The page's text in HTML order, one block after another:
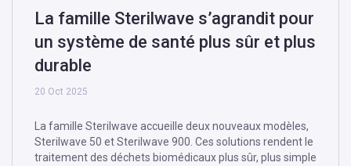
La famille Sterilwave s’agrandit pour
un système de santé plus sûr et plus
durable
20 Oct 2025
La famille Sterilwave accueille deux nouveaux modèles,
Sterilwave 50 et Sterilwave 900. Ces solutions rendent le
traitement des déchets biomédicaux plus sûr, plus simple